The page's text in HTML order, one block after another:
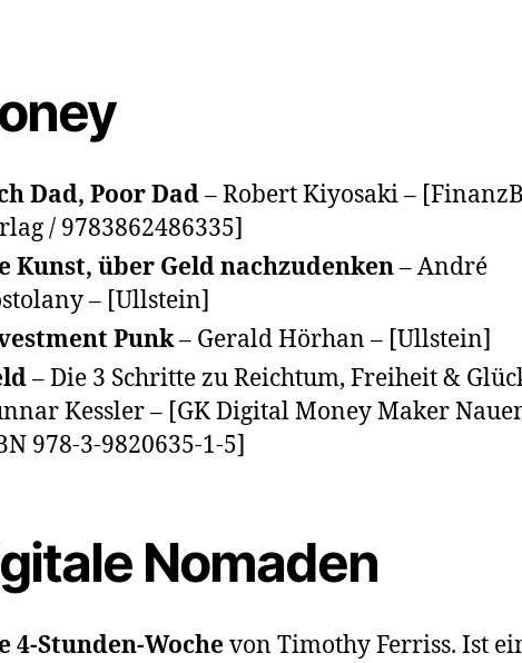
Dad, Poor Dad– Robert Kiyosaki –
/ 9783862486335]
Kunst, über Geld nachzudenken– André
– [Ullstein]
Punk– Gerald Hörhan – [Ullstein]
– Die 3 Schritte zu Reichtum, Freiheit &
Kessler – [GK Digital Money Maker
978-3-9820635-1-5]
Nomaden
4-Stunden-Wochevon Timothy Ferriss. Ist